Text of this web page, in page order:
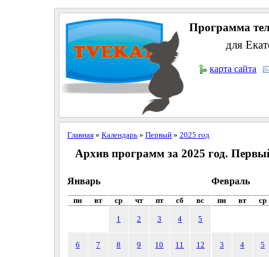
Программа
для
карта сайта
Главная» Календарь» Первый» 2025 год
Архив программ за 2025 год.
Январь
пн вт ср чт пт сб вс
1 2 3 4 5
6 7 8 9 10 11 12
Февраль
пн вт ср
3 4 5